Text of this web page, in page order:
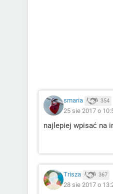
smaria 354
25 sie 2017 o
najlepiej wpisać na
Trisza 367
28 sie 2017 o